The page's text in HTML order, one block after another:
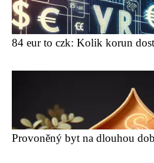
84 eur to czk: Kolik korun
Provoněný byt na dlouhou